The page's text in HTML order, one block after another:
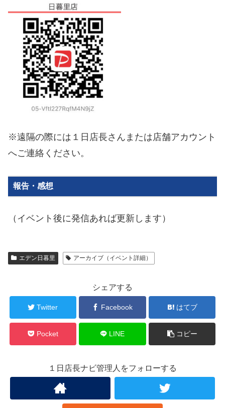
※遠隔の際には１日店長さんまたは店舗アカウント
へご連絡ください。
報告・感想
（イベント後に発信あれば更新します）
エデン日暮里 アーカイブ（イベント詳細）
シェアする
Twitter Facebook はてブ
Pocket LINE コピー
１日店長ナビ管理人をフォローする